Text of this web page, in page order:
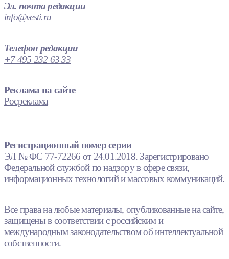
Эл. почта редакции
info@vesti.ru
Телефон редакции
+7 495 232 63 33
Реклама на сайте
Росреклама
Регистрационный номер серии
ЭЛ № ФС 77-72266 от 24.01.2018. Зарегистрировано
Федеральной службой по надзору в сфере связи,
информационных технологий и массовых коммуникаций.
Все права на любые материалы, опубликованные на сайте,
защищены в соответствии с российским и
международным законодательством об интеллектуальной
собственности.